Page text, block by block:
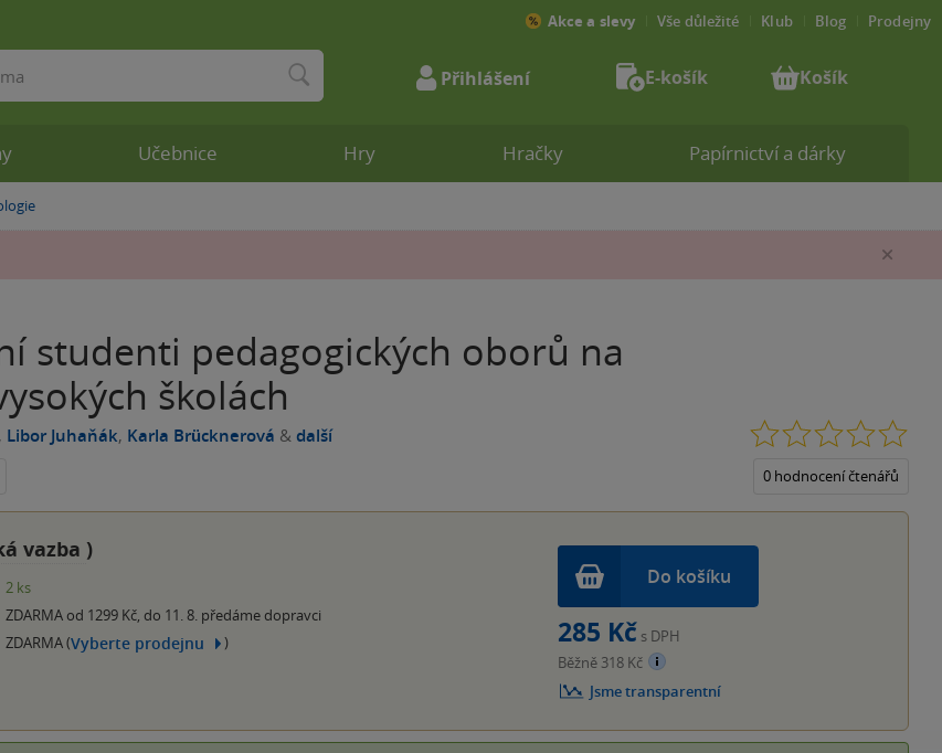
studenti pedagogických oborů na
školách
, Libor Juhaňák, Karla Brücknerová & další
0 hodnocení čtenářů
vazba )
2 ks
ZDARMA od 1299 Kč, do 11. 8. předáme dopravci
ZDARMA (Vyberte prodejnu )
Do košíku
285 Kč s DPH
Běžně 318 Kč
Jsme transparentní
Učebnice Hry Hračky Papírnictví a dárky
Akce a slevy Vše důležité Klub Blog Prodejny
Přihlášení E-košík Košík